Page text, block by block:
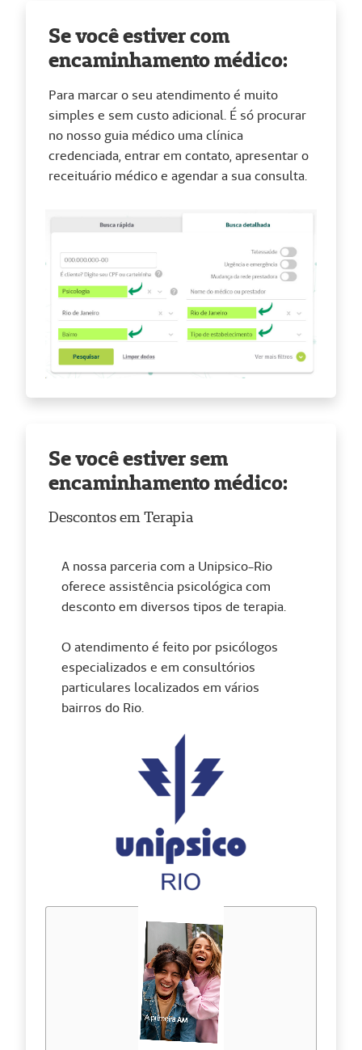
Se você estiver com
encaminhamento médico:
Para marcar o seu atendimento é muito
simples e sem custo adicional. É só procurar
no nosso guia médico uma clínica
credenciada, entrar em contato, apresentar o
receituário médico e agendar a sua consulta.
Se você estiver sem
encaminhamento médico:
Descontos em Terapia
A nossa parceria com a Unipsico-Rio
oferece assistência psicológica com
desconto em diversos tipos de terapia.
O atendimento é feito por psicólogos
especializados e em consultórios
particulares localizados em vários
bairros do Rio.